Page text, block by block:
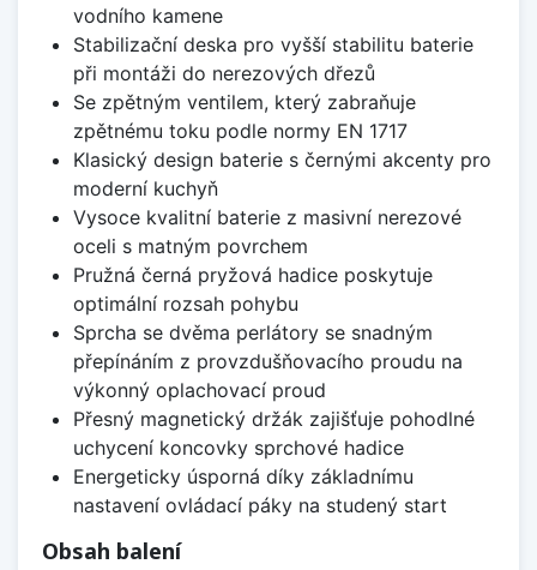
vodního kamene
Stabilizační deska pro vyšší stabilitu baterie
při montáži do nerezových dřezů
Se zpětným ventilem, který zabraňuje
zpětnému toku podle normy EN 1717
Klasický design baterie s černými akcenty pro
moderní kuchyň
Vysoce kvalitní baterie z masivní nerezové
oceli s matným povrchem
Pružná černá pryžová hadice poskytuje
optimální rozsah pohybu
Sprcha se dvěma perlátory se snadným
přepínáním z provzdušňovacího proudu na
výkonný oplachovací proud
Přesný magnetický držák zajišťuje pohodlné
uchycení koncovky sprchové hadice
Energeticky úsporná díky základnímu
nastavení ovládací páky na studený start
Obsah balení